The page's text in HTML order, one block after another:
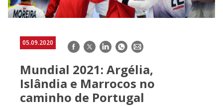
05.09.2020 Facebook
TwitterLinkedInWhatsApp
E-
Mundial 2021: Argélia,
Islândia e Marrocos no
caminho de Portugal